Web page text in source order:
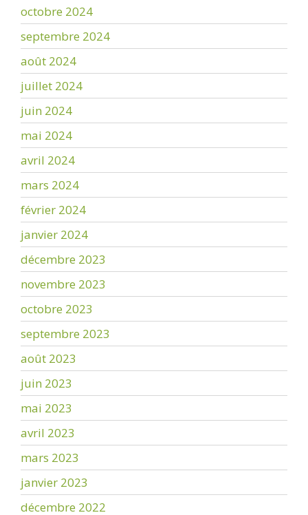
octobre 2024
septembre 2024
août 2024
juillet 2024
juin 2024
mai 2024
avril 2024
mars 2024
février 2024
janvier 2024
décembre 2023
novembre 2023
octobre 2023
septembre 2023
août 2023
juin 2023
mai 2023
avril 2023
mars 2023
janvier 2023
décembre 2022